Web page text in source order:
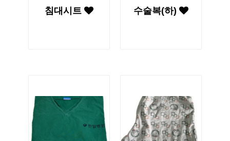
침대시트 수술복(하)